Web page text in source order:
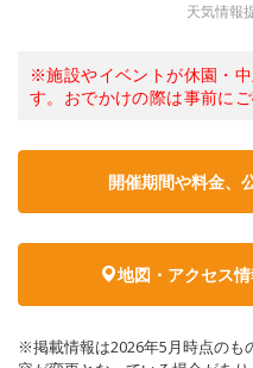
天気情報
※施設やイベントが休園・
す。おでかけの際は事前にご
開催期間や料金、
地図・アクセス
※掲載情報は2026年5月時点のも